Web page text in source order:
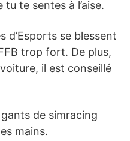
tu te sentes à l’aise.
d’Esports se blessent
trop fort. De plus,
il est conseillé
de simracing
mains.